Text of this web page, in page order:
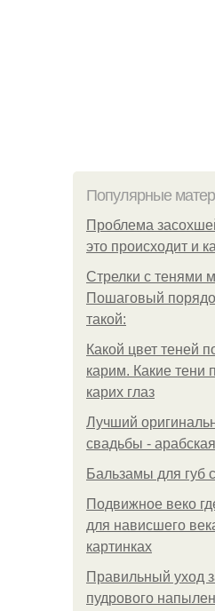
Популярные
Проблема
это происходит и
Стрелки с тенями
Пошаговый
такой:
Какой цвет теней
карим. Какие тени
карих глаз
Лучший
свадьбы - арабская
Бальзамы для губ
Подвижное веко
для нависшего
картинках
Правильный уход
пудрового